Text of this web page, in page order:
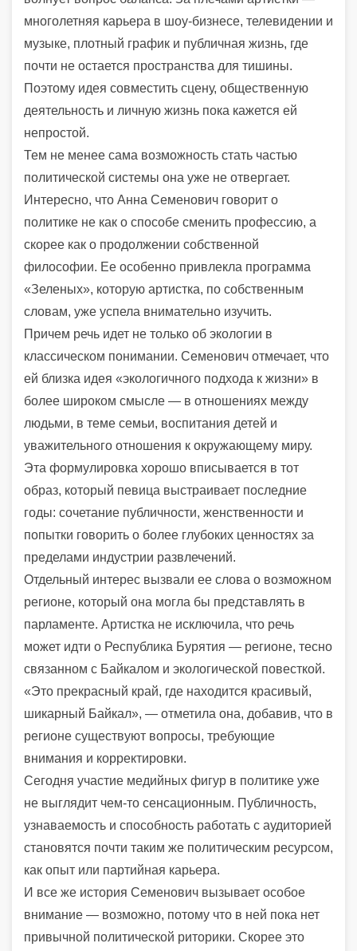
многолетняя карьера в шоу-бизнесе, телевидении и
музыке, плотный график и публичная жизнь, где
почти не остается пространства для тишины.
Поэтому идея совместить сцену, общественную
деятельность и личную жизнь пока кажется ей
непростой.
Тем не менее сама возможность стать частью
политической системы она уже не отвергает.
Интересно, что Анна Семенович говорит о
политике не как о способе сменить профессию, а
скорее как о продолжении собственной
философии. Ее особенно привлекла программа
«Зеленых», которую артистка, по собственным
словам, уже успела внимательно изучить.
Причем речь идет не только об экологии в
классическом понимании. Семенович отмечает, что
ей близка идея «экологичного подхода к жизни» в
более широком смысле — в отношениях между
людьми, в теме семьи, воспитания детей и
уважительного отношения к окружающему миру.
Эта формулировка хорошо вписывается в тот
образ, который певица выстраивает последние
годы: сочетание публичности, женственности и
попытки говорить о более глубоких ценностях за
пределами индустрии развлечений.
Отдельный интерес вызвали ее слова о возможном
регионе, который она могла бы представлять в
парламенте. Артистка не исключила, что речь
может идти о Республика Бурятия — регионе, тесно
связанном с Байкалом и экологической повесткой.
«Это прекрасный край, где находится красивый,
шикарный Байкал», — отметила она, добавив, что в
регионе существуют вопросы, требующие
внимания и корректировки.
Сегодня участие медийных фигур в политике уже
не выглядит чем-то сенсационным. Публичность,
узнаваемость и способность работать с аудиторией
становятся почти таким же политическим ресурсом,
как опыт или партийная карьера.
И все же история Семенович вызывает особое
внимание — возможно, потому что в ней пока нет
привычной политической риторики. Скорее это